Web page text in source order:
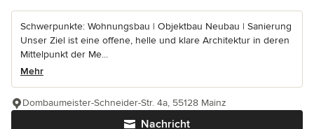
Schwerpunkte: Wohnungsbau | Objektbau Neubau | Sanierung
Unser Ziel ist eine offene, helle und klare Architektur in deren
Mittelpunkt der Me...
Mehr
Nachricht
Dombaumeister-Schneider-Str. 4a, 55128 Mainz